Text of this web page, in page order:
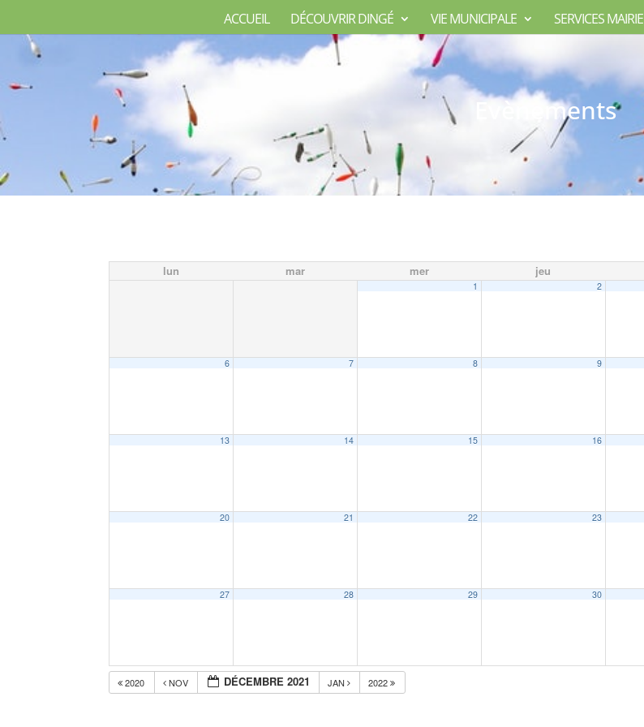
ACCUEIL DÉCOUVRIR DINGÉ VIE MUNICIPALE SERVICES MAIRIE
Evènements
lun mar mer jeu
1 2
6 7 8 9
13 14 15 16
20 21 22 23
27 28 29 30
2020 NOV DÉCEMBRE 2021 JAN 2022